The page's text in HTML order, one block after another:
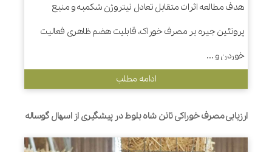
هدف مطالعه اثرات متقابل تعادل نیتروژن شکمبه و منبع
پروتئین جیره بر مصرف خوراک، قابلیت هضم ظاهری فعالیت
خوردن و ...
ادامه مطلب
ارزیابی مصرف خوراکی تانن شاه بلوط در پیشگیری از اسهال گوساله